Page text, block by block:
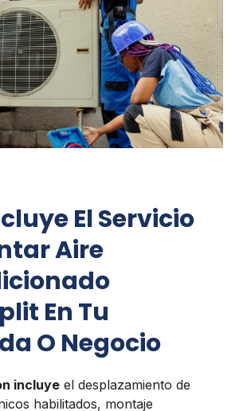
El Servicio
Aire
En Tu
O Negocio
incluye el desplazamiento de
habilitados, montaje